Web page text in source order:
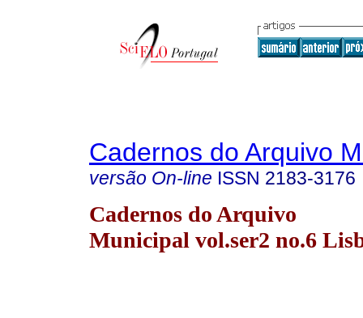
Cadernos do Arquivo
versão On-line ISSN 2183-3176
Cadernos do Arquivo
Municipal vol.ser2 no.6